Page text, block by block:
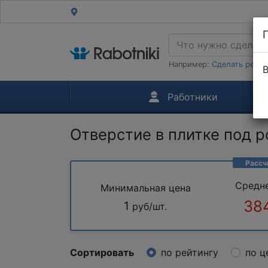
Например: Сделать
Работники
Отверстие в плитке под
Минимальная цена
1 руб/шт.
Сортировать по рейтингу по